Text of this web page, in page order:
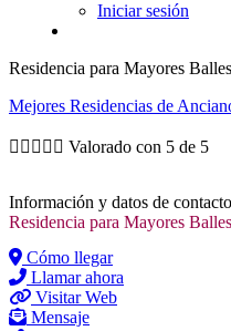
Iniciar sesión
Residencia para Mayores
Mejores Residencias de
     Valorado con 5 de 5
Información y datos de
Residencia para Mayores
Cómo llegar
Llamar ahora
Visitar Web
Mensaje